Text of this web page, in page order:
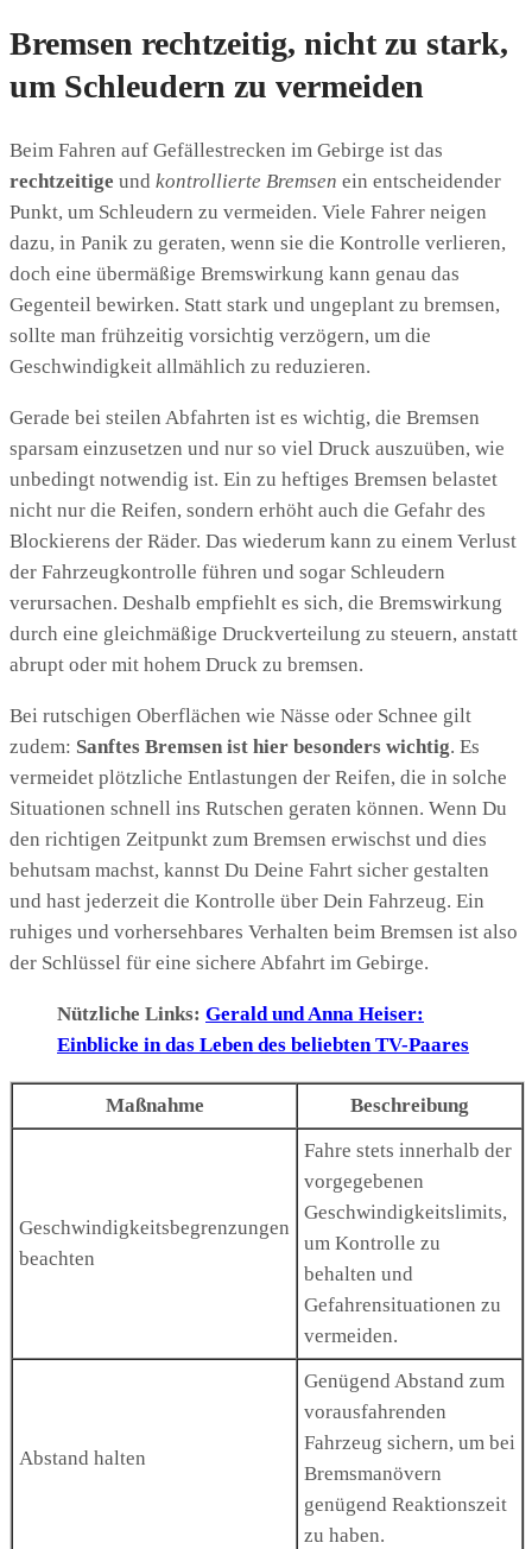
Bremsen rechtzeitig, nicht zu stark,
um Schleudern zu vermeiden
Beim Fahren auf Gefällestrecken im Gebirge ist das
rechtzeitige und kontrollierte Bremsen ein entscheidender
Punkt, um Schleudern zu vermeiden. Viele Fahrer neigen
dazu, in Panik zu geraten, wenn sie die Kontrolle verlieren,
doch eine übermäßige Bremswirkung kann genau das
Gegenteil bewirken. Statt stark und ungeplant zu bremsen,
sollte man frühzeitig vorsichtig verzögern, um die
Geschwindigkeit allmählich zu reduzieren.
Gerade bei steilen Abfahrten ist es wichtig, die Bremsen
sparsam einzusetzen und nur so viel Druck auszuüben, wie
unbedingt notwendig ist. Ein zu heftiges Bremsen belastet
nicht nur die Reifen, sondern erhöht auch die Gefahr des
Blockierens der Räder. Das wiederum kann zu einem Verlust
der Fahrzeugkontrolle führen und sogar Schleudern
verursachen. Deshalb empfiehlt es sich, die Bremswirkung
durch eine gleichmäßige Druckverteilung zu steuern, anstatt
abrupt oder mit hohem Druck zu bremsen.
Bei rutschigen Oberflächen wie Nässe oder Schnee gilt
zudem: Sanftes Bremsen ist hier besonders wichtig. Es
vermeidet plötzliche Entlastungen der Reifen, die in solche
Situationen schnell ins Rutschen geraten können. Wenn Du
den richtigen Zeitpunkt zum Bremsen erwischst und dies
behutsam machst, kannst Du Deine Fahrt sicher gestalten
und hast jederzeit die Kontrolle über Dein Fahrzeug. Ein
ruhiges und vorhersehbares Verhalten beim Bremsen ist also
der Schlüssel für eine sichere Abfahrt im Gebirge.
Nützliche Links: Gerald und Anna Heiser:
Einblicke in das Leben des beliebten TV-Paares
Maßnahme Beschreibung
Geschwindigkeitsbegrenzungen
beachten
Fahre stets innerhalb der
vorgegebenen
Geschwindigkeitslimits,
um Kontrolle zu
behalten und
Gefahrensituationen zu
vermeiden.
Abstand halten
Genügend Abstand zum
vorausfahrenden
Fahrzeug sichern, um bei
Bremsmanövern
genügend Reaktionszeit
zu haben.